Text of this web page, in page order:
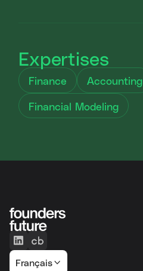
Expertises
Finance Accounting
Financial Modeling
Français